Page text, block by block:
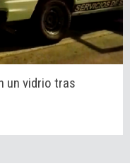
un vidrio tras